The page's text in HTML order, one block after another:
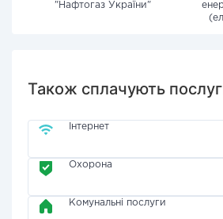
"Нафтогаз України"
Також сплачують
Інтернет
Охорона
Комунальні послуги